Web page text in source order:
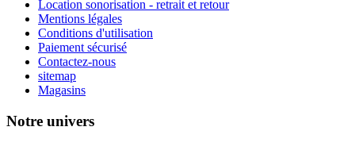
Location sonorisation - retrait et retour
Mentions légales
Conditions d'utilisation
Paiement sécurisé
Contactez-nous
sitemap
Magasins
Notre univers